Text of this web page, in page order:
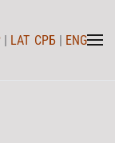
| LAT СРБ | ENG